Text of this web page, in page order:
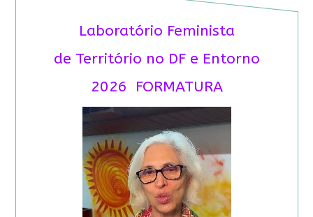
Laboratório Feminista
de Território no DF e Entorno
2026 FORMATURA